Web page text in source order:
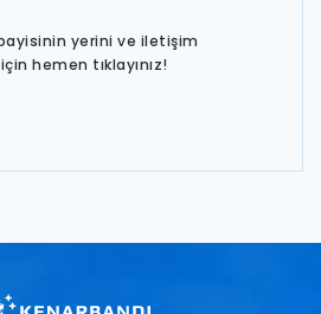
bayisinin yerini ve iletişim
hemen tıklayınız!